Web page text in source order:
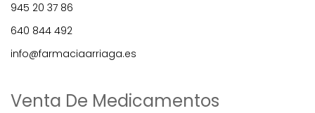
945 20 37 86
640 844 492
info@farmaciaarriaga.es
Venta De Medicamentos